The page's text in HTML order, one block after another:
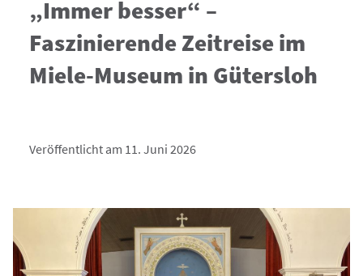
„Immer besser“ –
Faszinierende Zeitreise im
Miele-Museum in Gütersloh
Veröffentlicht am 11. Juni 2026